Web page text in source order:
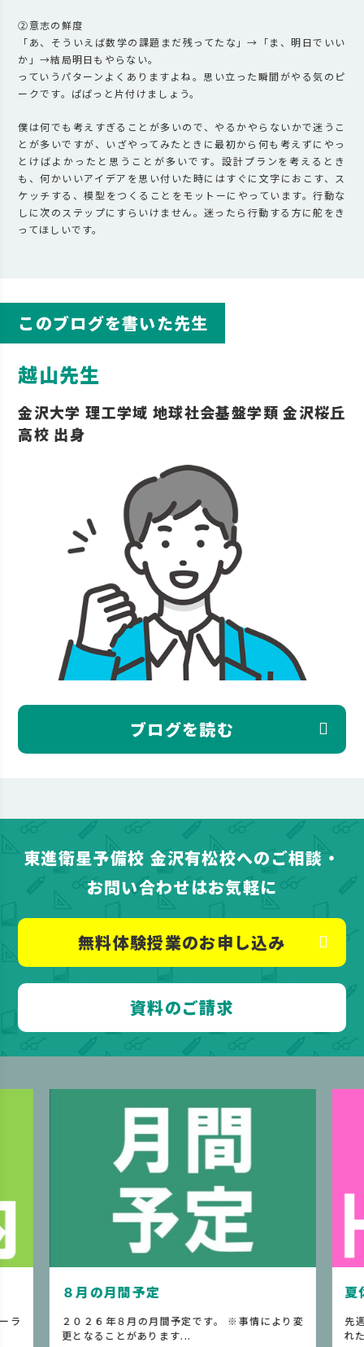
②意志の鮮度
「あ、そういえば数学の課題まだ残ってたな」→「ま、明日でいい
か」→結局明日もやらない。
っていうパターンよくありますよね。思い立った瞬間がやる気のピ
ークです。ぱぱっと片付けましょう。
僕は何でも考えすぎることが多いので、やるかやらないかで迷うこ
とが多いですが、いざやってみたときに最初から何も考えずにやっ
とけばよかったと思うことが多いです。設計プランを考えるとき
も、何かいいアイデアを思い付いた時にはすぐに文字におこす、ス
ケッチする、模型をつくることをモットーにやっています。行動な
しに次のステップにすらいけません。迷ったら行動する方に舵をき
ってほしいです。
このブログを書いた先生
越山先生
金沢大学 理工学域 地球社会基盤学類 金沢桜丘
高校 出身
ブログを読む
東進衛星予備校 金沢有松校へのご相談・
お問い合わせはお気軽に
無料体験授業のお申し込み
資料のご請求
ラ
８月の月間予定
２０２６年８月の月間予定です。 ※事情により変
更となることがあります...
夏
先
れ